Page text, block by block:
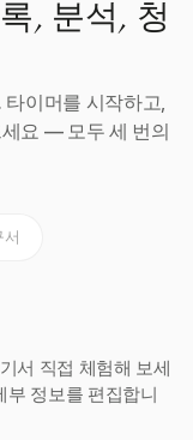
, 분석, 청
이머를 시작하고,
요 — 모두 세 번의
서
서 직접 체험해 보세
부 정보를 편집합니